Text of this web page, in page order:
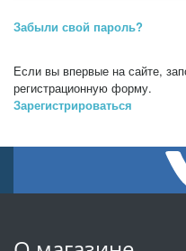
Забыли свой пароль?
Если вы впервые на сайте,
регистрационную форму.
Зарегистрироваться